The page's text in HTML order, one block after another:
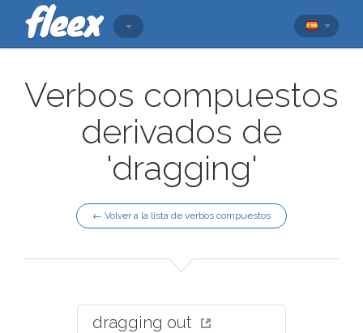
Verbos compuestos
derivados de
'dragging'
← Volver a la lista de verbos compuestos
dragging out